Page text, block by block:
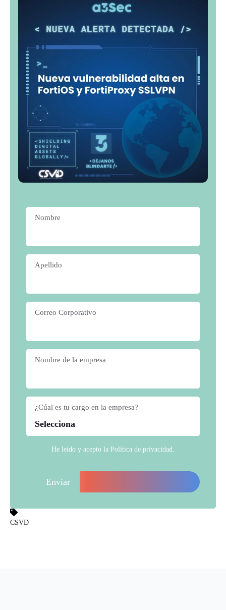
Nombre
Apellido
Correo Corporativo
Nombre de la empresa
¿Cúal es tu cargo en la empresa?
He leído y acepto la Política de privacidad
CSVD